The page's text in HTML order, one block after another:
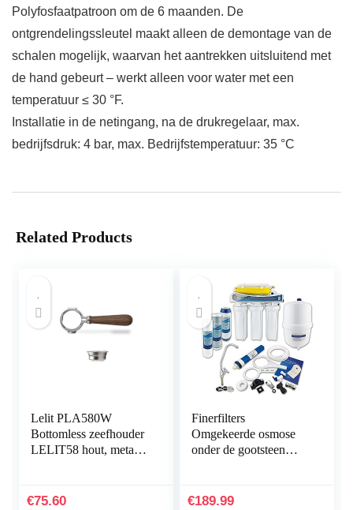
Polyfosfaatpatroon om de 6 maanden. De
ontgrendelingssleutel maakt alleen de demontage van de
schalen mogelijk, waarvan het aantrekken uitsluitend met
de hand gebeurt – werkt alleen voor water met een
temperatuur ≤ 30 °F.
Installatie in de netingang, na de drukregelaar, max.
bedrijfsdruk: 4 bar, max. Bedrijfstemperatuur: 35 °C
Related Products
Lelit PLA580W
Bottomless zeefhouder
LELIT58 hout, metaal,
€75.60
Finerfilters
Omgekeerde osmose
onder de gootsteen
huishouden, verwijdert
€189.99